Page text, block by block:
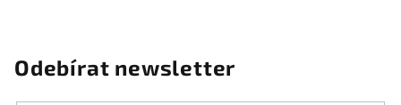
Odebírat newsletter